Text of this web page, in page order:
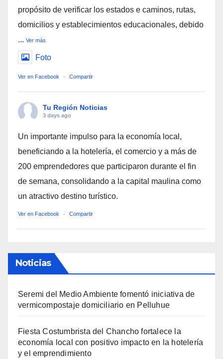
propósito de verificar los estados e caminos, rutas,
domicilios y establecimientos educacionales, debido
... Ver más
Foto
Ver en Facebook · Compartir
Tu Región Noticias
3 days ago
Un importante impulso para la economía local,
beneficiando a la hotelería, el comercio y a más de
200 emprendedores que participaron durante el fin
de semana, consolidando a la capital maulina como
un atractivo destino turístico.
Ver en Facebook · Compartir
Noticias
Seremi del Medio Ambiente fomentó iniciativa de
vermicompostaje domiciliario en Pelluhue
Fiesta Costumbrista del Chancho fortalece la
economía local con positivo impacto en la hotelería
y el emprendimiento